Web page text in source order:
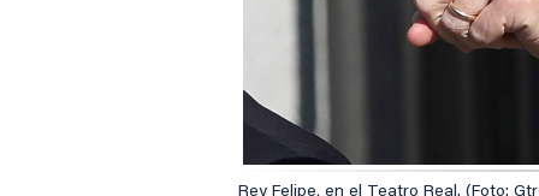
Rey Felipe, en el Teatro Real. (Foto: